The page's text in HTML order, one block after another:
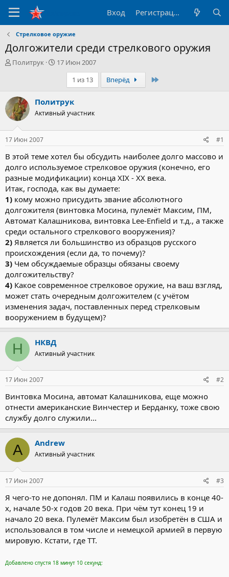
Вход Регистрация
Стрелковое оружие
Долгожители среди стрелкового оружия
А
р
т
е
м
ы
Политрук
Д
н
а
ч
17 Июн 2007
1 из 13
Вперёд
Политрук
Активный участник
17 Июн 2007 #1
В этой теме хотел бы обсудить наиболее долго массово и
долго используемое стрелковое оружия (конечно, его
разные модификации) конца XIX - XX века.
Итак, господа, как вы думаете:
1) кому можно присудить звание абсолютного
долгожителя (винтовка Мосина, пулемёт Максим, ПМ,
Автомат Калашникова, винтовка Lee-Enfield и т.д., а также
среди остального стрелкового вооружения)?
2) Является ли большинство из образцов русского
происхождения (если да, то почему)?
3) Чем обсуждаемые образцы обязаны своему
долгожительству?
4) Какое современное стрелковое оружие, на ваш взгляд,
может стать очередным долгожителем (с учётом
изменения задач, поставленных перед стрелковым
вооружением в будущем)?
Н НКВД
Активный участник
17 Июн 2007 #2
Винтовка Мосина, автомат Калашникова, еще можно
отнести американские Винчестер и Берданку, тоже свою
службу долго служили...
A Andrew
Активный участник
17 Июн 2007 #3
Я чего-то не допонял. ПМ и Калаш появились в конце 40-
х, начале 50-х годов 20 века. При чём тут конец 19 и
начало 20 века. Пулемёт Максим был изобретён в США и
использовался в том числе и немецкой армией в первую
мировую. Кстати, где ТТ.
Добавлено спустя 18 минут 10 секунд: